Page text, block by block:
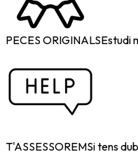
PECES ORIGINALSEstudi
T'ASSESSOREMSi tens